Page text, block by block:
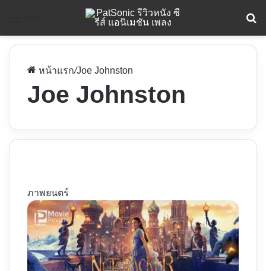
หน้าแรก/Joe Johnston
Joe Johnston
ภาพยนตร์